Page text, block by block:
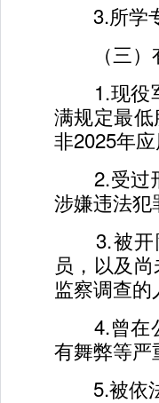
3.所学专
（三）
1.现役军
满规定最
非2025年应
2.受过刑
涉嫌违法犯
3.被开
员，以及
监察调查的
4.曾在公
有舞弊等
5.被依法